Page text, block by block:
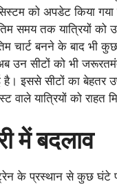
को अपडेट किया गया
समय तक यात्रियों को
चार्ट बनने के बाद भी
उन सीटों को भी
है। इससे सीटों का बेहतर
वाले यात्रियों को राहत
में बदलाव
के प्रस्थान से कुछ घंटे